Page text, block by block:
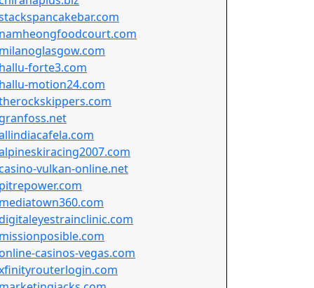
forte3.com
motion24.com
vulkan-online.net
casinos-vegas.com